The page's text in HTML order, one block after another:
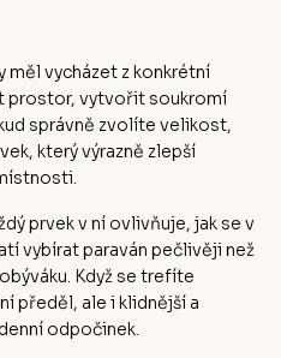
měl vycházet z konkrétní
prostor, vytvořit soukromí
správně zvolíte velikost,
který výrazně zlepší
prvek v ní ovlivňuje, jak se v
vybírat paraván pečlivěji než
Když se trefíte
předěl, ale i klidnější a
odpočinek.